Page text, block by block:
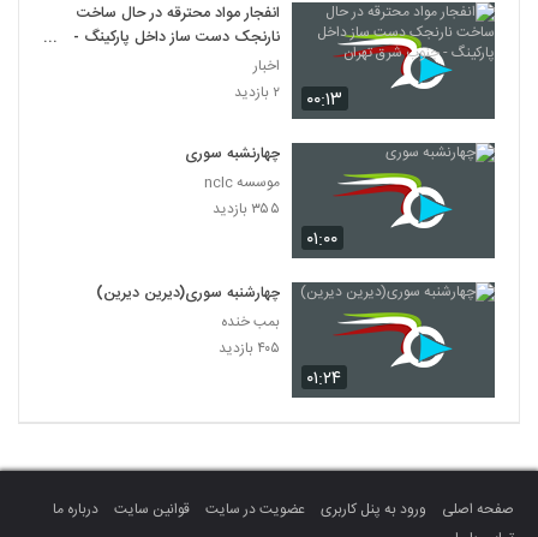
۰۰:۱۳
انفجار مواد محترقه در حال ساخت
نارنجک دست ساز داخل پارکینگ -
جنوب شرق تهران
اخبار
۲ بازدید
۰۱:۰۰
چهارنشبه سوری
موسسه nclc
۳۵۵ بازدید
۰۱:۲۴
چهارشنبه سوری(دیرین دیرین)
بمب خنده
۴۰۵ بازدید
صفحه اصلی ورود به پنل کاربری عضویت در سایت قوانین سایت
درباره ما